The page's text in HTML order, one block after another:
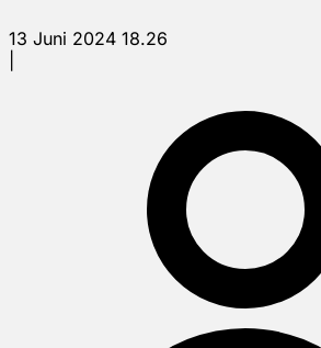
13 Juni 2024 18.26